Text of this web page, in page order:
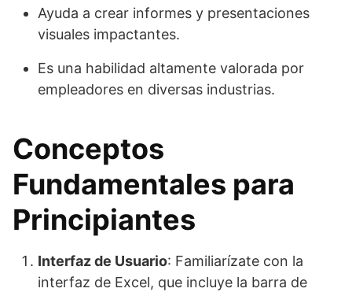
Ayuda a crear informes y presentaciones
visuales impactantes.
Es una habilidad altamente valorada por
empleadores en diversas industrias.
Conceptos
Fundamentales para
Principiantes
Interfaz de Usuario: Familiarízate con la
interfaz de Excel, que incluye la barra de